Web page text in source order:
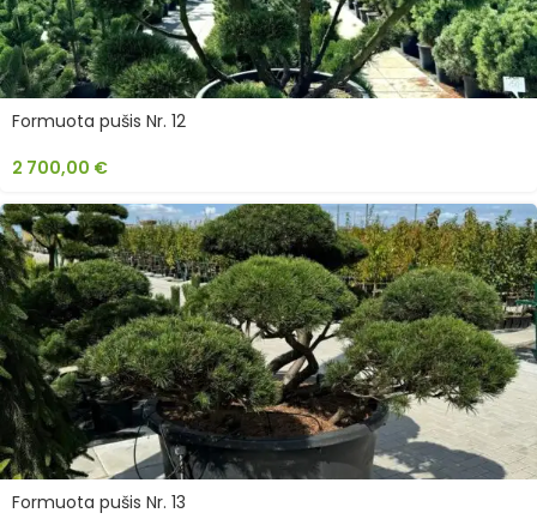
Formuota pušis Nr. 12
2 700,00 €
Formuota pušis Nr. 13